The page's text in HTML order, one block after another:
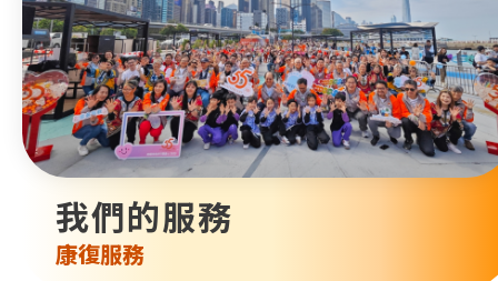
我們的服務
康復服務
醫療衞生服務
社會企業
我們的服務
我們的夥伴
捐款方法
支持我們
新聞稿及媒體報導
會訊及刊物